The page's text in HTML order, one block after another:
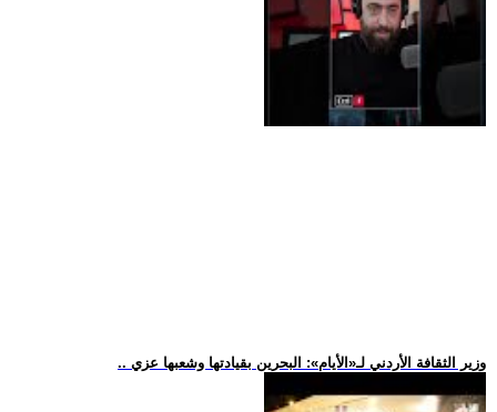
.. وزير الثقافة الأردني لـ«الأيام»: البحرين بقيادتها وشعبها عزي